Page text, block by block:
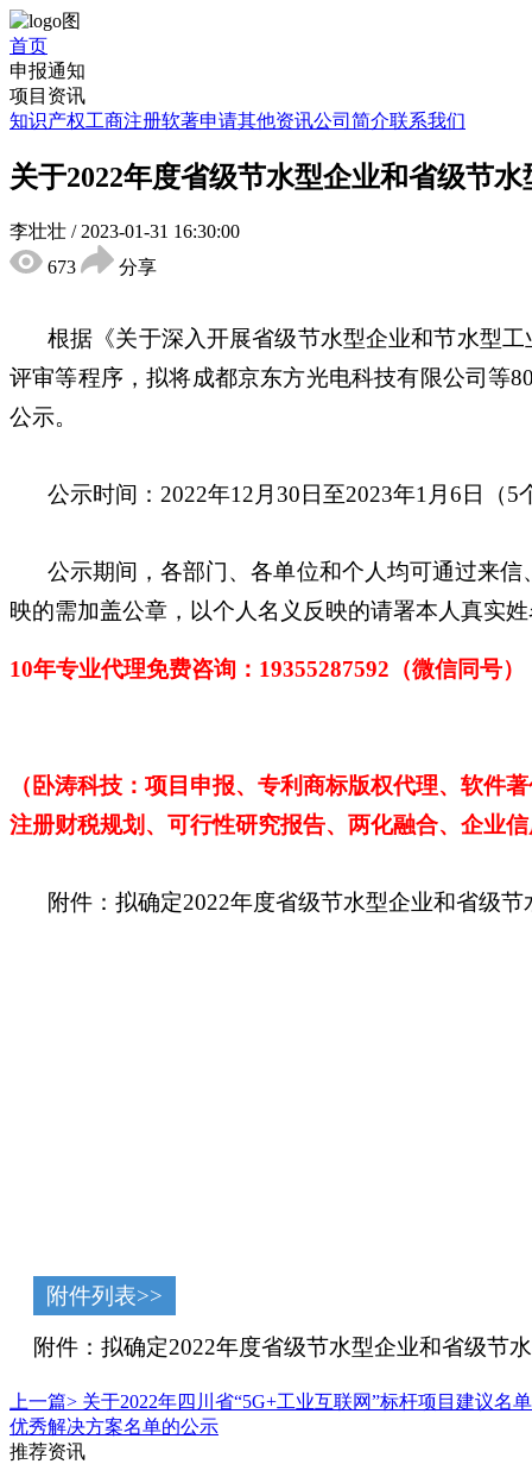
首页
申报通知
项目资讯
知识产权工商注册软著申请其他资讯公司简介联系我们
关于2022年度省级节水型企业和省级节
李壮壮 / 2023-01-31 16:30:00
673
分享
根据《关于深入开展省级节水型企业和节水型
评审等程序，拟将成都京东方光电科技有限公司等
公示。
公示时间：2022年12月30日至2023年1月6日（5
公示期间，各部门、各单位和个人均可通过来
映的需加盖公章，以个人名义反映的请署本人真实
10年专业代理免费咨询：19355287592 （微信同号）
（卧涛科技：项目申报、专利商标版权代理、软件
注册财税规划、可行性研究报告、两化融合、企业
附件：拟确定2022年度省级节水型企业和省级
附件列表>>
附件：拟确定2022年度省级节水型企业和省级节
上一篇> 关于2022年四川省“5G+工业互联网”标杆项目建议名
优秀解决方案名单的公示
推荐资讯